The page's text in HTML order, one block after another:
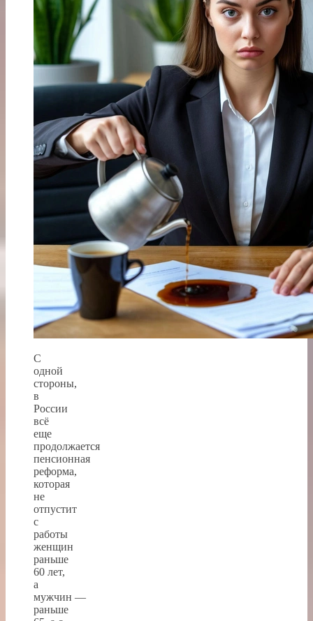
С
одной
стороны,
в
России
всё
еще
продолжается
пенсионная
реформа,
которая
не
отпустит
с
работы
женщин
раньше
60 лет,
а
мужчин —
раньше